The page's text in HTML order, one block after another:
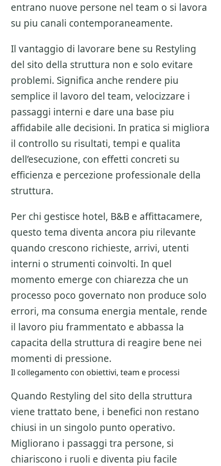
entrano nuove persone nel team o si lavora
su piu canali contemporaneamente.
Il vantaggio di lavorare bene su Restyling
del sito della struttura non e solo evitare
problemi. Significa anche rendere piu
semplice il lavoro del team, velocizzare i
passaggi interni e dare una base piu
affidabile alle decisioni. In pratica si migliora
il controllo su risultati, tempi e qualita
dell’esecuzione, con effetti concreti su
efficienza e percezione professionale della
struttura.
Per chi gestisce hotel, B&B e affittacamere,
questo tema diventa ancora piu rilevante
quando crescono richieste, arrivi, utenti
interni o strumenti coinvolti. In quel
momento emerge con chiarezza che un
processo poco governato non produce solo
errori, ma consuma energia mentale, rende
il lavoro piu frammentato e abbassa la
capacita della struttura di reagire bene nei
momenti di pressione.
Il collegamento con obiettivi, team e processi
Quando Restyling del sito della struttura
viene trattato bene, i benefici non restano
chiusi in un singolo punto operativo.
Migliorano i passaggi tra persone, si
chiariscono i ruoli e diventa piu facile